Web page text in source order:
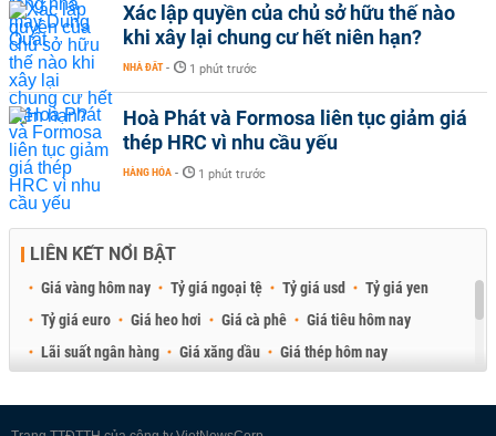
Xác lập quyền của chủ sở hữu thế nào
khi xây lại chung cư hết niên hạn?
NHÀ ĐẤT - 1 phút trước
Hoà Phát và Formosa liên tục giảm giá
thép HRC vì nhu cầu yếu
HÀNG HÓA - 1 phút trước
LIÊN KẾT NỔI BẬT
Giá vàng hôm nay Tỷ giá ngoại tệ Tỷ giá usd
Tỷ giá yen
Tỷ giá euro
Giá heo hơi Giá cà phê
Giá tiêu hôm nay
Lãi suất ngân hàng
Giá xăng dầu
Giá thép hôm nay